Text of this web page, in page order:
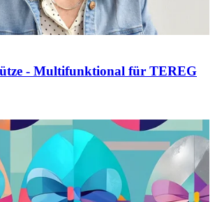
- Multifunktional für TEREG